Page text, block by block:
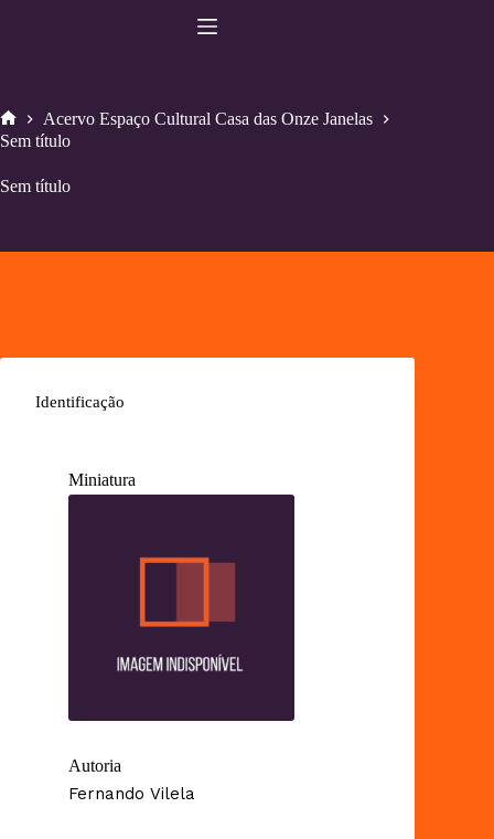
Home
Acervo Espaço Cultural Casa das Onze Janelas
Sem título
Sem título
Identificação
Miniatura
Autoria
Fernando Vilela